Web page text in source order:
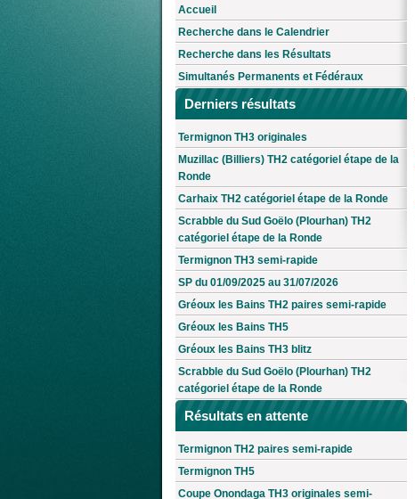
Accueil
Recherche dans le Calendrier
Recherche dans les Résultats
Simultanés Permanents et Fédéraux
Derniers résultats
Termignon TH3 originales
Muzillac (Billiers) TH2 catégoriel étape de la
Ronde
Carhaix TH2 catégoriel étape de la Ronde
Scrabble du Sud Goëlo (Plourhan) TH2
catégoriel étape de la Ronde
Termignon TH3 semi-rapide
SP du 01/09/2025 au 31/07/2026
Gréoux les Bains TH2 paires semi-rapide
Gréoux les Bains TH5
Gréoux les Bains TH3 blitz
Scrabble du Sud Goëlo (Plourhan) TH2
catégoriel étape de la Ronde
Résultats en attente
Termignon TH2 paires semi-rapide
Termignon TH5
Coupe Onondaga TH3 originales semi-